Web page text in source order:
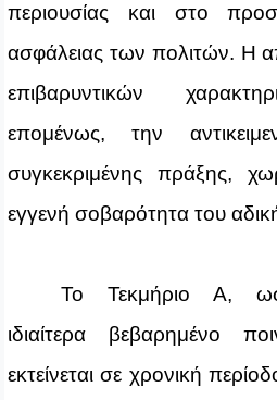
περιουσίας και στο
ασφάλειας των πολιτών. Η
επιβαρυντικών
επομένως, την
συγκεκριμένης πράξης,
εγγενή σοβαρότητα του
Το Τεκμήριο Α,
ιδιαίτερα βεβαρημένο
εκτείνεται σε χρονική